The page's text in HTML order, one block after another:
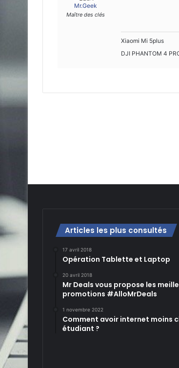
Mr.Geek
Maître des clés
Xiaomi Mi 5plus
DJI PHANTOM 4
Articles les plus consultés
17 avril 2018
Opération Tablette et Laptop
20 avril 2018
Mr Deals vous propose les
promotions #AlloMrDeals
1 novembre 2022
Comment avoir internet moins
étudiant ?